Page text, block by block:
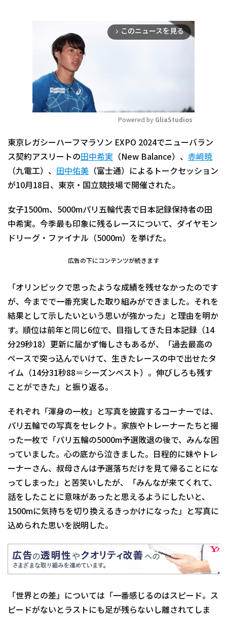
arrow_forward_ios このニュースを見る
Mute
Powered by GliaStudios
東京レガシーハーフマラソン EXPO 2024でニューバラン
ス契約アスリートの 田中希実 （New Balance）、 赤﨑暁
（九電工）、
田中佑美 （富士通）によるトークセッション
が10月18日、東京・国立競技場で開催された。
女子1500m、5000mパリ五輪代表で日本記録保持者の田
中希実。今季最も印象に残るレースについて、ダイヤモン
ドリーグ・ファイナル（5000m）を挙げた。
広告の下にコンテンツが続きます
「オリンピックで思ったような成績を残せなかったのです
が、今までで一番充実した取り組みができました。それを
結果として示したいという思いが強かった」と理由を明か
す。順位は前年と同じ6位で、目指してきた日本記録（14
分29秒18）更新に届かず悔しさもあるが、「過去最高の
ペースで突っ込んでいけて、生きたレースの中で出せたタ
イム（14分31秒88＝シーズンベスト）。伸びしろも残す
ことができた」と振り返る。
それぞれ「渾身の一枚」と写真を披露するコーナーでは、
パリ五輪での写真をセレクト。家族やトレーナーたちと撮
った一枚で「パリ五輪の5000m予選敗退の後で、みんな困
っていました。心の底から泣きました。日程的に妹やトレ
ーナーさん、叔母さんは予選落ちだけを見て帰ることにな
ってしまった」と苦笑いしたが、「みんなが来てくれて、
話をしたことに意味があったと思えるようにしたいと、
1500mに気持ちを切り換えるきっかけになった」と写真に
込められた思いを説明した。
「世界との差」については「一番感じるのはスピード。ス
ピードがないとラストにも足が残らないし離されてしま